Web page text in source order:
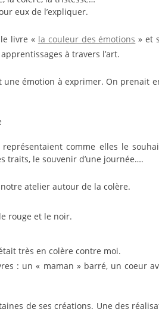
eux de l’expliquer.
livre « la couleur des émotions » et
à travers l’art.
comme elles le
traits, le souvenir d’une journée….
notre atelier autour de la colère.
rouge et le noir.
très en colère contre moi.
: un « maman » barré, un coeur